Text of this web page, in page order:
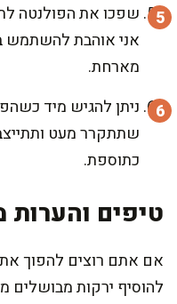
שפכו את הפולנטה
אני אוהבת להשתמש
מארחת.
ניתן להגיש מיד
שתתקרר מעט
כתוספת.
טיפים
אם אתם רוצים להפוך
להוסיף ירקות